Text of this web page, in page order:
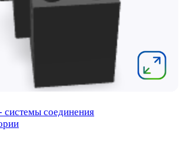
системы соединения